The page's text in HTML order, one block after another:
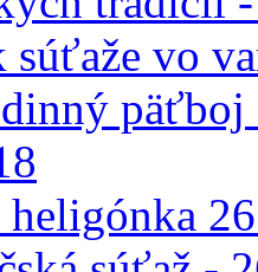
vo
päťboj
heligónka